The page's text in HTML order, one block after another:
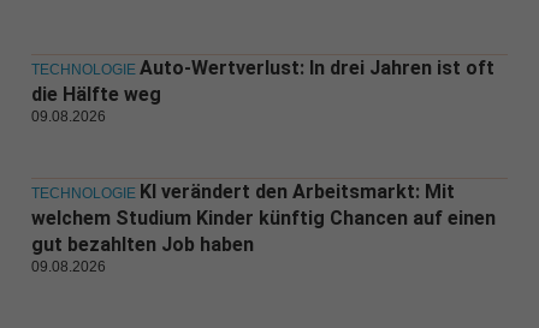
TECHNOLOGIE Auto-Wertverlust: In drei Jahren ist oft
die Hälfte weg
09.08.2026
TECHNOLOGIE KI verändert den Arbeitsmarkt: Mit
welchem Studium Kinder künftig Chancen auf einen
gut bezahlten Job haben
09.08.2026